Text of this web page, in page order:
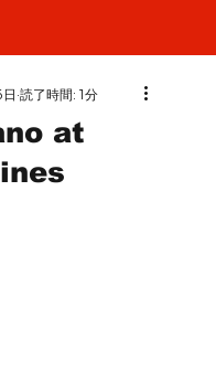
at
読了時間: 1分